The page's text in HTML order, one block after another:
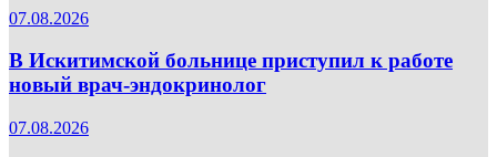
07.08.2026
В Искитимской больнице приступил к работе
новый врач-эндокринолог
07.08.2026